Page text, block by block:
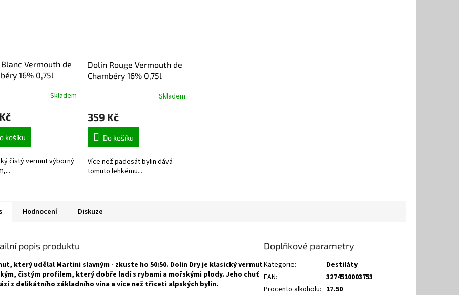
Vermouth de
16% 0,75l
Skladem
košíku
čistý vermut výborný
Dolin Rouge Vermouth de
Chambéry 16% 0,75l
Skladem
359 Kč
Do košíku
Více než padesát bylin dává
tomuto lehkému...
Hodnocení Diskuze
popis produktu
který udělal Martini slavným - zkuste ho 50:50. Dolin Dry je klasický vermut
čistým profilem, který dobře ladí s rybami a mořskými plody. Jeho chuť
z delikátního základního vína a více než třiceti alpských bylin.
Doplňkové parametry
Kategorie:
Destiláty
EAN:
3274510003753
Procento alkoholu: 17.50